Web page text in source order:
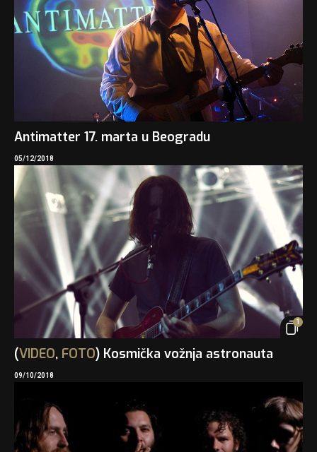
Antimatter 17. marta u Beogradu
05/12/2018
1
(VIDEO, FOTO) Kosmička vožnja astronauta
09/10/2018